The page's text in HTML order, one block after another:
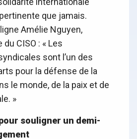
que jamais.
Amélie Nguyen,
CISO : « Les
sont l’un des
pour la défense de la
le monde, de la paix et de
»
souligner un demi-